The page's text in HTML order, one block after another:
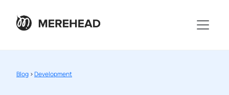
Blog >Development